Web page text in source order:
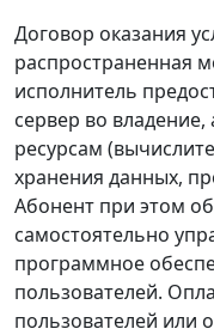
Договор оказания
распространенная
исполнитель
сервер во владение,
ресурсам
хранения данных,
Абонент при этом
самостоятельно
программное
пользователей.
пользователей или